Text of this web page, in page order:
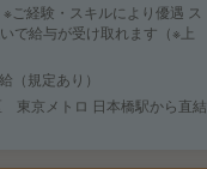
経験・スキルにより優遇 ス
で給与が受け取れます（※上
（規定あり）
東京メトロ 日本橋駅から直結